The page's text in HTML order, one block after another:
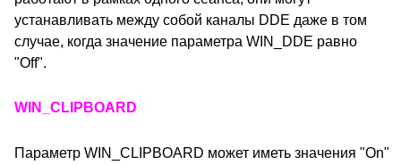
устанавливать между собой каналы DDE даже в том
случае, когда значение параметра WIN_DDE равно
"Off".
WIN_CLIPBOARD
Параметр WIN_CLIPBOARD может иметь значения "On"